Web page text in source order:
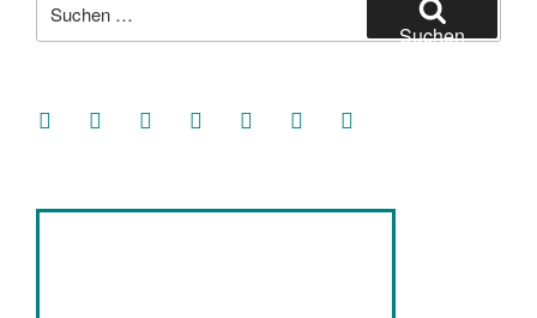
nach:
Suchen
facebooksoundcloud
twitter mastodoninstagramthreads goodreads